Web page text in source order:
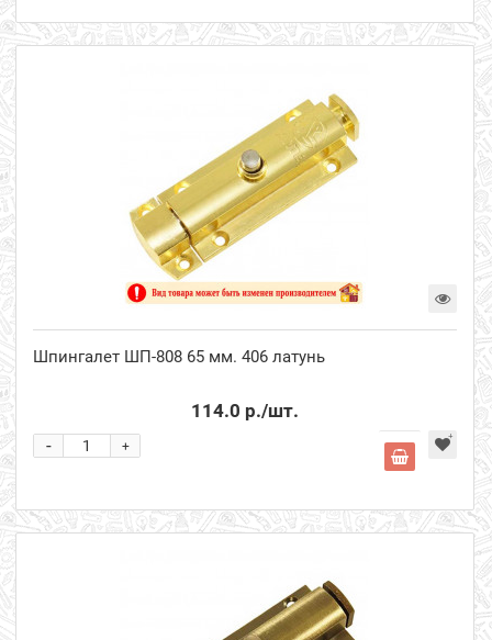
Шпингалет ШП-808 65 мм. 406 латунь
114.0 р./шт.
+
-